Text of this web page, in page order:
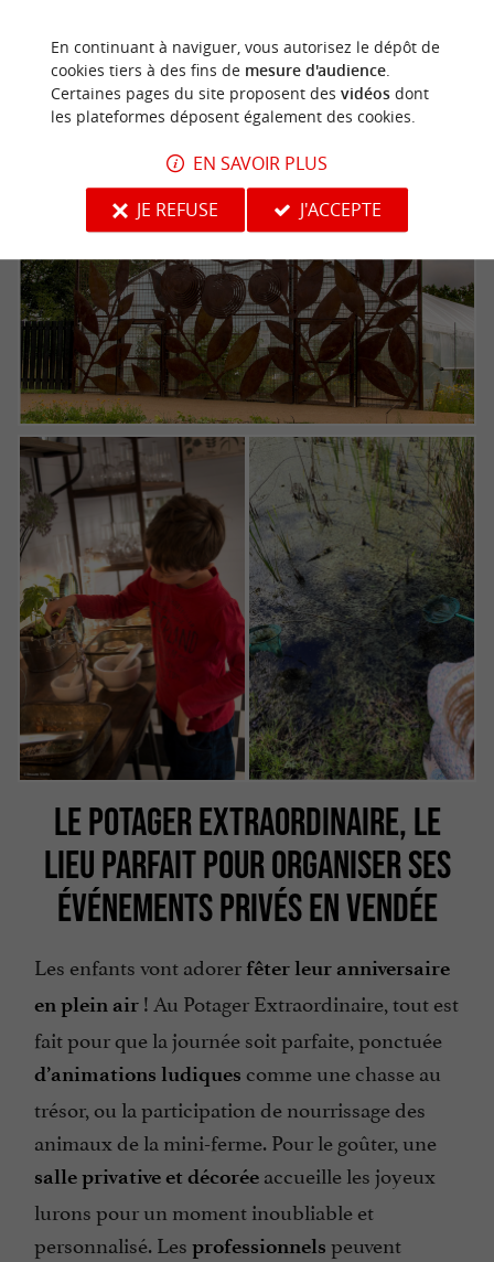
les lieux à visiter en Vendée
LE POTAGER EXTRAORDINAIRE, LE
LIEU PARFAIT POUR ORGANISER SES
ÉVÉNEMENTS PRIVÉS EN VENDÉE
Les enfants vont adorer fêter leur anniversaire
en plein air ! Au Potager Extraordinaire, tout est
fait pour que la journée soit parfaite, ponctuée
d’animations ludiques comme une chasse au
trésor, ou la participation de nourrissage des
animaux de la mini-ferme. Pour le goûter, une
salle privative et décorée accueille les joyeux
lurons pour un moment inoubliable et
personnalisé. Les professionnels peuvent
En continuant à naviguer, vous autorisez le dépôt de
cookies tiers à des fins de mesure d'audience.
Certaines pages du site proposent des vidéosdont
les plateformes déposent également des cookies.
EN SAVOIR PLUS
JE REFUSE
J'ACCEPTE